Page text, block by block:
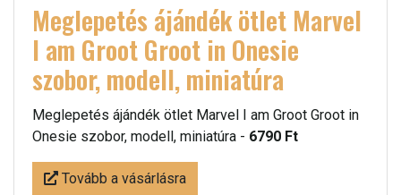
Meglepetés ájándék ötlet Marvel
I am Groot Groot in Onesie
szobor, modell, miniatúra
Meglepetés ájándék ötlet Marvel I am Groot Groot in
Onesie szobor, modell, miniatúra - 6790 Ft
Tovább a vásárlásra